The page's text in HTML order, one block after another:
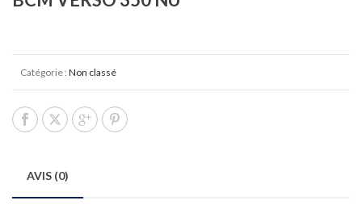
Catégorie : Non classé
AVIS (0)